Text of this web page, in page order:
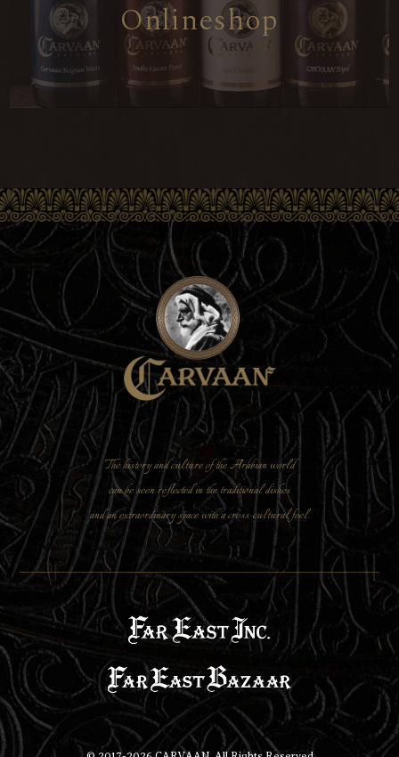
Onlineshop
The history and culture of the Arabian world
can be seen reflected in the traditional dishes
and an extraordinary space with a cross-cultural feel.